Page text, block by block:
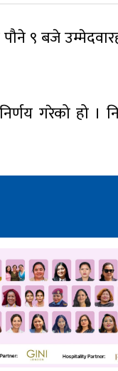
९ बजे
गरेको हो ।